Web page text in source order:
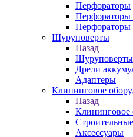
Перфораторы
Перфораторы
Перфораторы
Шуруповерты
Назад
Шуруповерты
Дрели
Адаптеры
Клининговое
Назад
Клининговое
Аксессуары